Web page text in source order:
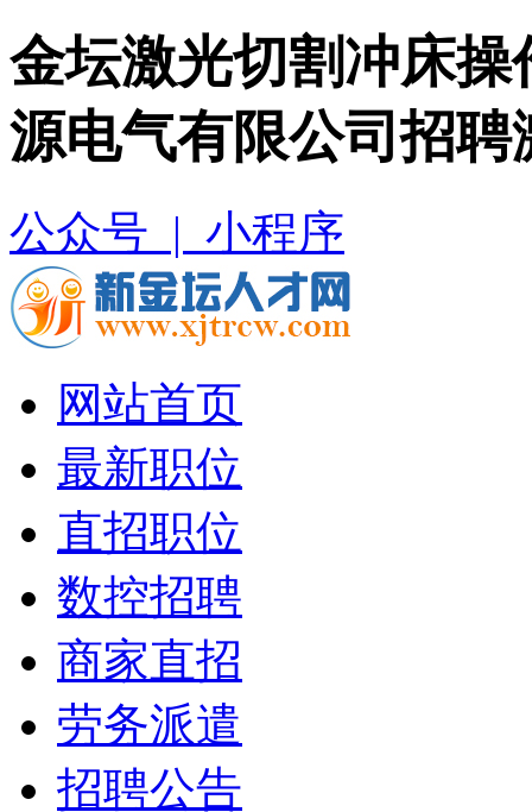
金坛激光切割冲床
源电气有限公司招
公众号 | 小程序
网站首页
最新职位
直招职位
数控招聘
商家直招
劳务派遣
招聘公告